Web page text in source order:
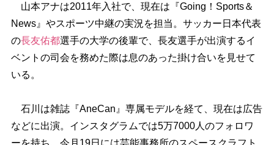
山本アナは2011年入社で、現在は『Going！Sports＆
News』やスポーツ中継の実況を担当。サッカー日本代表
の長友佑都選手の大学の後輩で、長友選手が出演するイ
ベントの司会を務めた際は息のあった掛け合いを見せて
いる。
石川は雑誌『AneCan』専属モデルを経て、現在は広告
などに出演。インスタグラムでは5万7000人のフォロワ
ーを持ち、今月19日には芸能事務所のスペースクラフト